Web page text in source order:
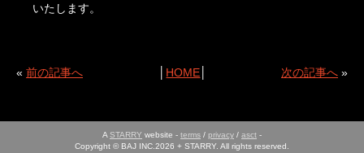
いたします。
« 前の記事へ HOME 次の記事へ »
A STARRY website - terms / privacy / asct -
Copyright © BAJ INC.2026 + STARRY. All rights reserved.